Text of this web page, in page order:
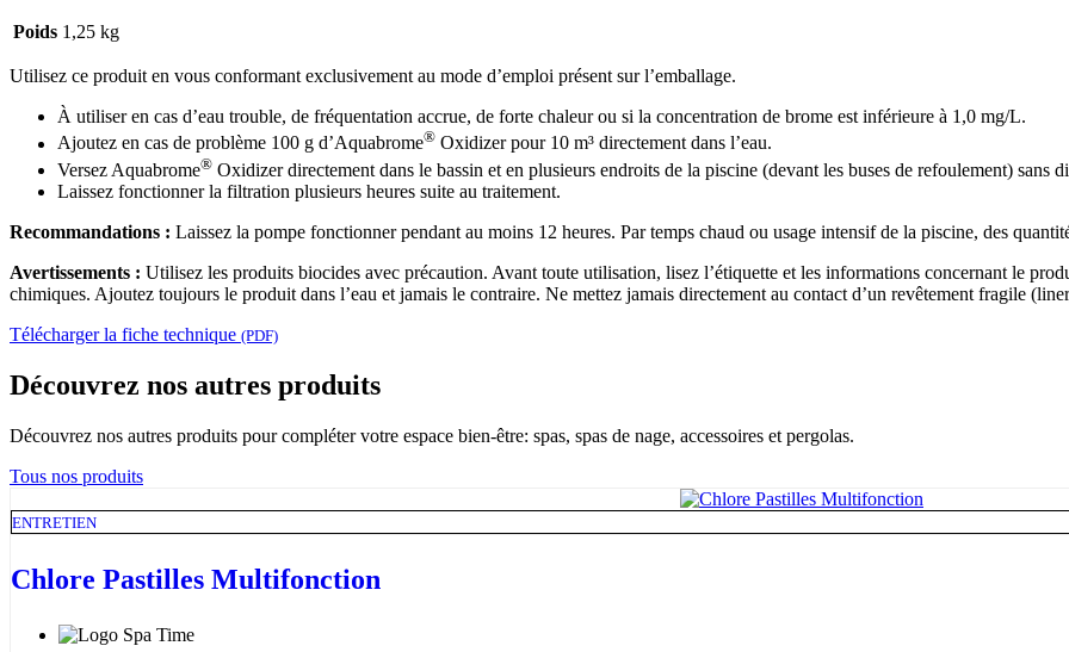
Poids 1,25 kg
Utilisez ce produit en vous conformant exclusivement au mode d’emploi présent sur l’emballage.
À utiliser en cas d’eau trouble, de fréquentation accrue, de forte chaleur ou si la concentration de brome est inférieure à 1,0 mg/L.
Ajoutez en cas de problème 100 g d’Aquabrome® Oxidizer pour 10 m³ directement dans l’eau.
Versez Aquabrome® Oxidizer directement dans le bassin et en plusieurs endroits de la piscine (devant les buses de refoulement) sans
Laissez fonctionner la filtration plusieurs heures suite au traitement.
Recommandations : Laissez la pompe fonctionner pendant au moins 12 heures. Par temps chaud ou usage intensif de la piscine, des
Avertissements : Utilisez les produits biocides avec précaution. Avant toute utilisation, lisez l’étiquette et les informations concernant le
chimiques. Ajoutez toujours le produit dans l’eau et jamais le contraire. Ne mettez jamais directement au contact d’un revêtement fragile
Télécharger la fiche technique (PDF)
Découvrez nos autres produits
Découvrez nos autres produits pour compléter votre espace bien-être: spas, spas de nage, accessoires et pergolas.
Tous nos produits
ENTRETIEN
Chlore Pastilles Multifonction